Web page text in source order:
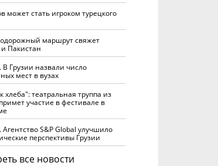
может стать игроком турецкого
маршрут свяжет
Пакистан
В Грузии назвали число
мест в вузах
хлеба": театральная труппа из
участие в фестивале в
Агентство S&P Global улучшило
перспективы Грузии
все новости